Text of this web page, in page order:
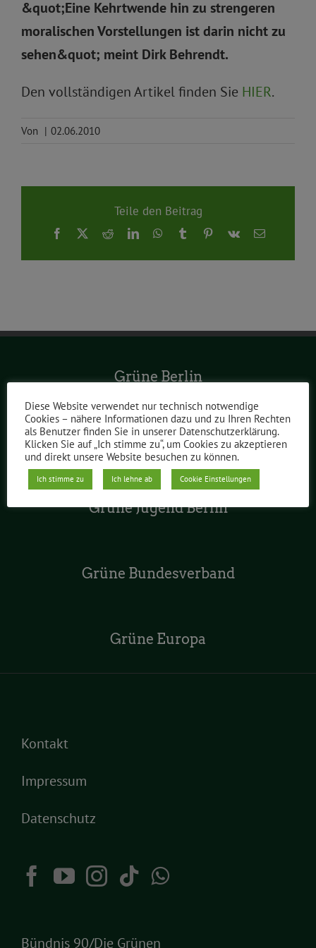
&quot;Eine Kehrtwende hin zu strengeren
moralischen Vorstellungen ist darin nicht zu
sehen&quot; meint Dirk Behrendt.
Den vollständigen Artikel finden Sie HIER.
Von | 02.06.2010
Teile den Beitrag
Facebook
X RedditLinkedInWhatsApp
TumblrPinterest
Vk
E-
Grüne Berlin
Grüne im Abgeordnetenhaus
Grüne Jugend Berlin
Grüne Bundesverband
Grüne Europa
Kontakt
Impressum
Datenschutz
Bündnis 90/Die Grünen
Diese Website verwendet nur technisch notwendige
Cookies – nähere Informationen dazu und zu Ihren Rechten
als Benutzer finden Sie in unserer Datenschutzerklärung.
Klicken Sie auf „Ich stimme zu“, um Cookies zu akzeptieren
und direkt unsere Website besuchen zu können.
Ich stimme zu Ich lehne ab Cookie Einstellungen